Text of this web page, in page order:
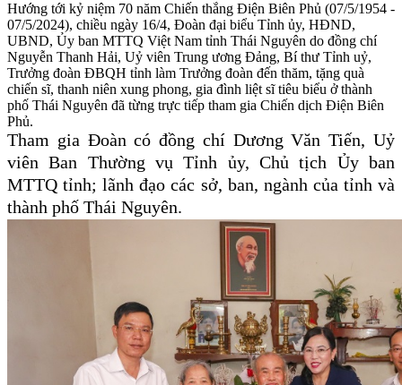
Hướng tới kỷ niệm 70 năm Chiến thắng Điện Biên Phủ (07/5/1954 -
07/5/2024), chiều ngày 16/4, Đoàn đại biểu Tỉnh ủy, HĐND,
UBND, Ủy ban MTTQ Việt Nam tỉnh Thái Nguyên do đồng chí
Nguyễn Thanh Hải, Uỷ viên Trung ương Đảng, Bí thư Tỉnh uỷ,
Trưởng đoàn ĐBQH tỉnh làm Trưởng đoàn đến thăm, tặng quà
chiến sĩ, thanh niên xung phong, gia đình liệt sĩ tiêu biểu ở thành
phố Thái Nguyên đã từng trực tiếp tham gia Chiến dịch Điện Biên
Phủ.
Tham gia Đoàn có đồng chí Dương Văn Tiến, Uỷ
viên Ban Thường vụ Tỉnh ủy, Chủ tịch Ủy ban
MTTQ tỉnh; lãnh đạo các sở, ban, ngành của tỉnh và
thành phố Thái Nguyên.